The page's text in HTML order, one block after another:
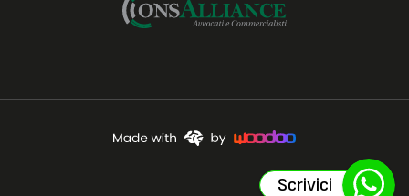
Scrivici